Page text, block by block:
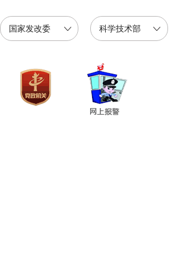
国家发改委 科学技术部